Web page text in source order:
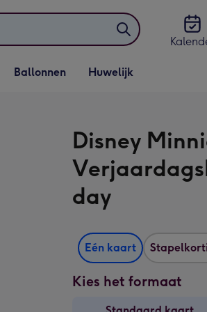
Vervolgkeuzelijst
Ballonnen openen
Ballonnen
Vervolgkeuzelijst
Huwelijk openen
Huwelijk
Disney
day
Eén kaart
Kies het formaat